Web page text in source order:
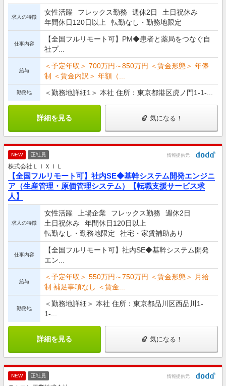
求人の特徴
女性活躍 フレックス勤務 週休2日
土日祝休み
年間休日120日以上
転勤なし・勤務地限定
仕事内容
【全国フルリモート可】PM◆患者と薬局をつなぐ自
社プ...
給与
＜予定年収＞ 700万円～850万円 ＜賃金形態＞ 年俸
制 ＜賃金内訳＞ 年額（...
勤務地 ＜勤務地詳細1＞ 本社 住所：東京都港区虎ノ門1-1-...
詳細を見る 気になる！
NEW 正社員 情報提供元
株式会社ＬＩＸＩＬ
【全国フルリモート可】社内SE◆基幹システム開発エンジニ
ア（生産管理・原価管理システム）【転職支援サービス求
人】
求人の特徴
女性活躍 上場企業 フレックス勤務
週休2日
土日祝休み
年間休日120日以上
転勤なし・勤務地限定
社宅・家賃補助あり
仕事内容
【全国フルリモート可】社内SE◆基幹システム開発
エン...
給与
＜予定年収＞ 550万円～750万円 ＜賃金形態＞ 月給
制 補足事項なし ＜賃金...
勤務地
＜勤務地詳細＞ 本社 住所：東京都品川区西品川1-
1-...
詳細を見る 気になる！
NEW 正社員 情報提供元